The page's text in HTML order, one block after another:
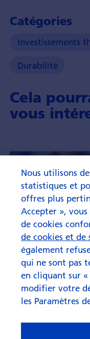
Catégories
Investissements
Durabilité
Cela
vous
Nous utilisons
statistiques et
offres plus
Accepter »,
de cookies
de cookies et de
également
qui ne sont pas
en cliquant sur «
modifier votre
les Paramètres